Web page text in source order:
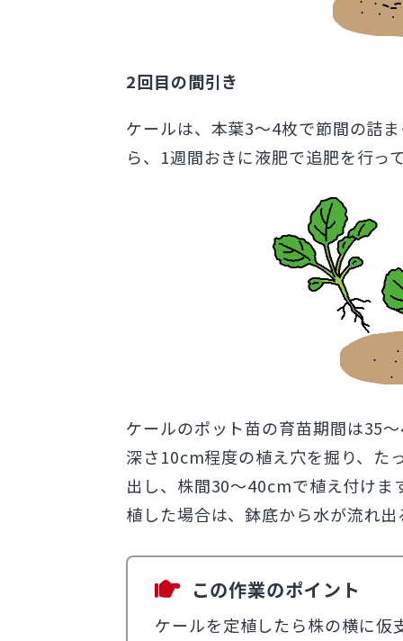
2回目の間引き
ケールは、本葉3～4枚で節間の詰
ら、1週間おきに液肥で追肥を行っ
ケールのポット苗の育苗期間は35
深さ10cm程度の植え穴を掘り、た
出し、株間30～40cmで植え付けま
植した場合は、鉢底から水が流れ
この作業のポイント
ケールを定植したら株の横に仮